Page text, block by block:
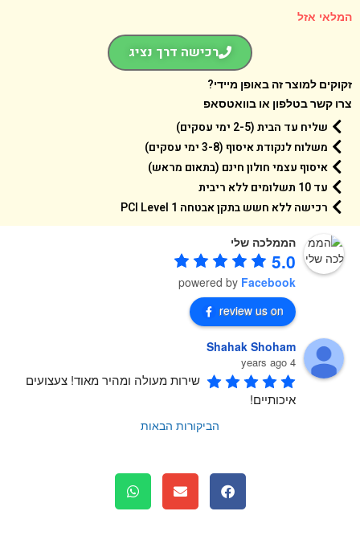
אזל
רכישה דרך נציג
למוצר זה באופן מיידי?
קשר בטלפון או בוואטסאפ
שליח עד הבית (2-5 ימי עסקים)
משלוח לנקודת איסוף (3-8 ימי עסקים)
איסוף עצמי חולון חינם (בתאום מראש)
עד 10 תשלומים ללא ריבית
רכישה ללא חשש בתקן אבטחה 1 PCI Level
הממלכה שלי
5.0
powered byFacebook
review us on
Shahak Shoham
4 years ago
שירות מעולה ומהיר מאוד! צעצועים
איכותיים!
הביקורות הבאות